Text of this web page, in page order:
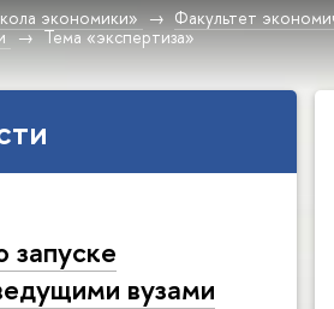
экономики» Факультет
Тема «экспертиза»
вузами